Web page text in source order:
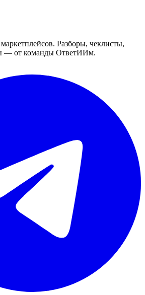
Разборы, чеклисты,
— от команды ОтветИИм.